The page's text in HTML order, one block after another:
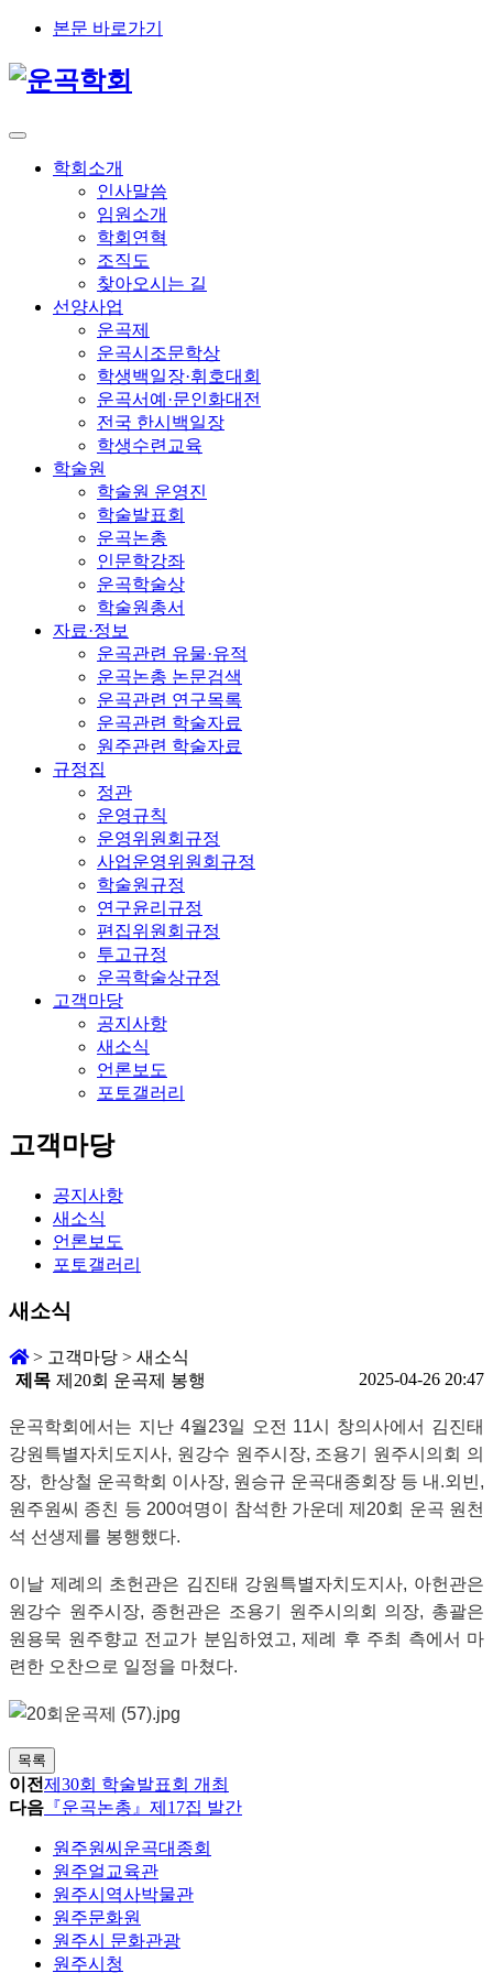
본문 바로가기
학회소개
인사말씀
임원소개
학회연혁
조직도
찾아오시는 길
선양사업
운곡제
운곡시조문학상
학생백일장·휘호대회
운곡서예·문인화대전
전국 한시백일장
학생수련교육
학술원
학술원 운영진
학술발표회
운곡논총
인문학강좌
운곡학술상
학술원총서
자료·정보
운곡관련 유물·유적
운곡논총 논문검색
운곡관련 연구목록
운곡관련 학술자료
원주관련 학술자료
규정집
정관
운영규칙
운영위원회규정
사업운영위원회규정
학술원규정
연구윤리규정
편집위원회규정
투고규정
운곡학술상규정
고객마당
공지사항
새소식
언론보도
포토갤러리
고객마당
공지사항
새소식
언론보도
포토갤러리
새소식
> 고객마당 > 새소식
제목 제20회 운곡제 봉행 2025-04-26 20:47
운곡학회에서는 지난 4월23일 오전 11시 창의사에서 김진태
강원특별자치도지사, 원강수 원주시장, 조용기 원주시의회 의
장, 한상철 운곡학회 이사장, 원승규 운곡대종회장 등 내.외빈,
원주원씨 종친 등 200여명이 참석한 가운데제 20회 운곡 원천
석 선생제를 봉행했다.
이날 제례의 초헌관은 김진태 강원특별자치도지사, 아헌관은
원강수 원주시장, 종헌관은 조용기 원주시의회 의장, 총괄은
원용묵 원주향교 전교가 분임하였고, 제례 후 주최 측에서 마
련한 오찬으로 일정을 마쳤다.
목록
이전제30회 학술발표회 개최
다음 『운곡논총』제17집 발간
원주원씨운곡대종회
원주얼교육관
원주시역사박물관
원주문화원
원주시 문화관광
원주시청